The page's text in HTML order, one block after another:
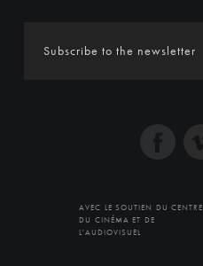
AVEC LE SOUTIEN DU CENTRE
DU CINÉMA ET DE
L'AUDIOVISUEL